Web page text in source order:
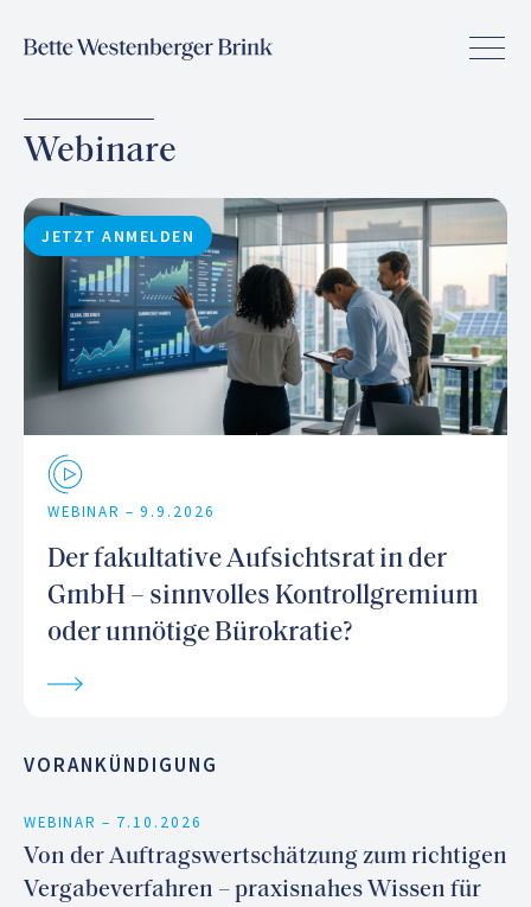
Webinare
JETZT ANMELDEN
WEBINAR – 9.9.2026
Der fakultative Aufsichtsrat in der
GmbH – sinnvolles Kontrollgremium
oder unnötige Bürokratie?
VORANKÜNDIGUNG
WEBINAR – 7.10.2026
Von der Auftragswertschätzung zum richtigen
Vergabeverfahren – praxisnahes Wissen für